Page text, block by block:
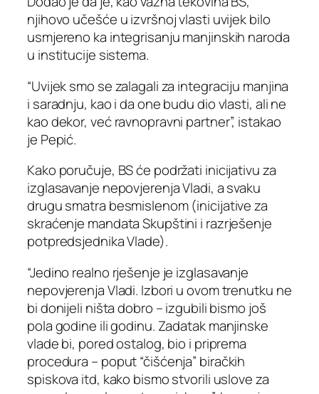
njihovo učešće u izvršnoj vlasti uvijek bilo
usmjereno ka integrisanju manjinskih naroda
u institucije sistema.
“Uvijek smo se zalagali za integraciju manjina
i saradnju, kao i da one budu dio vlasti, ali ne
kao dekor, već ravnopravni partner”, istakao
je Pepić.
Kako poručuje, BS će podržati inicijativu za
izglasavanje nepovjerenja Vladi, a svaku
drugu smatra besmislenom (inicijative za
skraćenje mandata Skupštini i razrješenje
potpredsjednika Vlade).
“Jedino realno rješenje je izglasavanje
nepovjerenja Vladi. Izbori u ovom trenutku ne
bi donijeli ništa dobro – izgubili bismo još
pola godine ili godinu. Zadatak manjinske
vlade bi, pored ostalog, bio i priprema
procedura – poput “čišćenja” biračkih
spiskova itd, kako bismo stvorili uslove za